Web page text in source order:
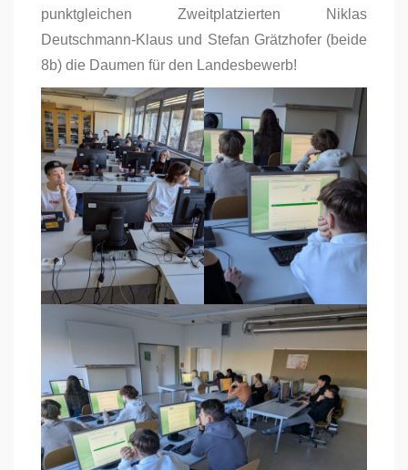
punktgleichen Zweitplatzierten Niklas
Deutschmann-Klaus und Stefan Grätzhofer (beide
8b) die Daumen für den Landesbewerb!